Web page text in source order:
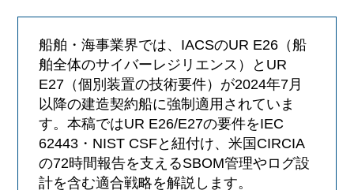
船舶・海事業界では、IACSのUR E26（船
舶全体のサイバーレジリエンス）とUR
E27（個別装置の技術要件）が2024年7月
以降の建造契約船に強制適用されていま
す。本稿ではUR E26/E27の要件をIEC
62443・NIST CSFと紐付け、米国CIRCIA
の72時間報告を支えるSBOM管理やログ設
計を含む適合戦略を解説します。